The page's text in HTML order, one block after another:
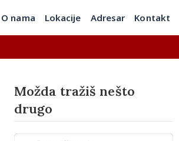
O nama Lokacije Adresar Kontakt
Možda tražiš nešto
drugo